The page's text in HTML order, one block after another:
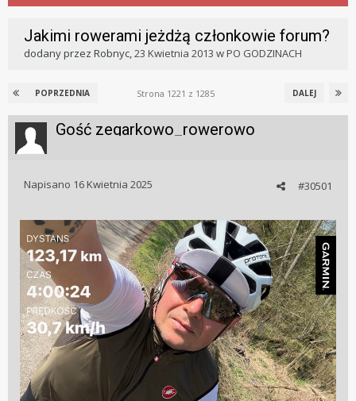
Jakimi rowerami jeżdżą członkowie forum?
dodany przez Robnyc,23 Kwietnia 2013 wPO GODZINACH
POPRZEDNIA DALEJ
Strona 1221 z 1285
Gość zegarkowo_rowerowo
#30501
Napisano 16 Kwietnia 2025